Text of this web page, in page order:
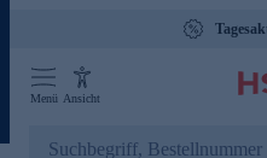
Menü Ansicht